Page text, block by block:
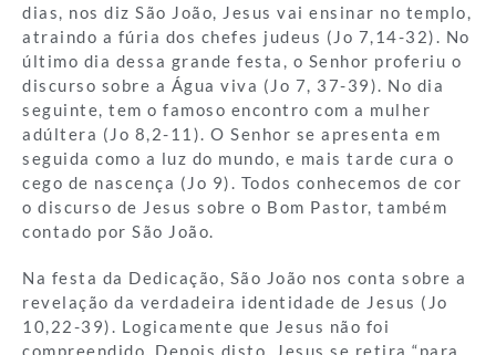
dias, nos diz São João, Jesus vai ensinar no templo,
atraindo a fúria dos chefes judeus (Jo 7,14-32). No
último dia dessa grande festa, o Senhor proferiu o
discurso sobre a Água viva (Jo 7, 37-39). No dia
seguinte, tem o famoso encontro com a mulher
adúltera (Jo 8,2-11). O Senhor se apresenta em
seguida como a luz do mundo, e mais tarde cura o
cego de nascença (Jo 9). Todos conhecemos de cor
o discurso de Jesus sobre o Bom Pastor, também
contado por São João.
Na festa da Dedicação, São João nos conta sobre a
revelação da verdadeira identidade de Jesus (Jo
10,22-39). Logicamente que Jesus não foi
compreendido. Depois disto, Jesus se retira “para